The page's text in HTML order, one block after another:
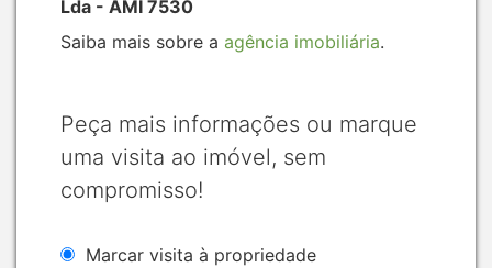
Lda - AMI 7530
Saiba mais sobre a agência imobiliária.
Peça mais informações ou marque
uma visita ao imóvel, sem
compromisso!
Marcar visita à propriedade